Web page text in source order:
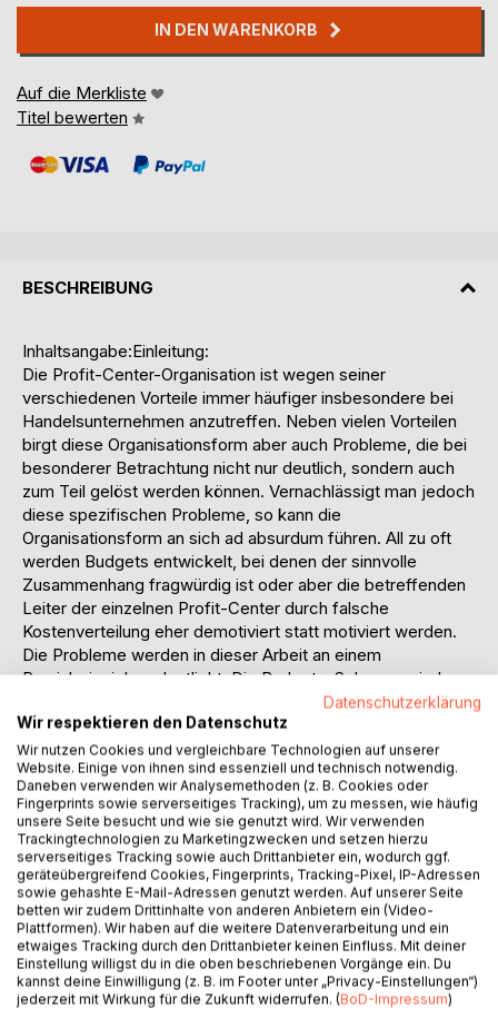
IN DEN WARENKORB
Auf die Merkliste
Titel bewerten
BESCHREIBUNG
Inhaltsangabe:Einleitung:
Die Profit-Center-Organisation ist wegen seiner
verschiedenen Vorteile immer häufiger insbesondere bei
Handelsunternehmen anzutreffen. Neben vielen Vorteilen
birgt diese Organisationsform aber auch Probleme, die bei
besonderer Betrachtung nicht nur deutlich, sondern auch
zum Teil gelöst werden können. Vernachlässigt man jedoch
diese spezifischen Probleme, so kann die
Organisationsform an sich ad absurdum führen. All zu oft
werden Budgets entwickelt, bei denen der sinnvolle
Zusammenhang fragwürdig ist oder aber die betreffenden
Leiter der einzelnen Profit-Center durch falsche
Kostenverteilung eher demotiviert statt motiviert werden.
Die Probleme werden in dieser Arbeit an einem
Praxisbeispiel verdeutlicht. Die Budget - Schemas sind
ohne weiteres auf jedes andere Unternehmen mit Profit-
Center-Organisation übertragbar. Insbesondere für
Handelsunternehmen ist diese Lösung eine nach
modernsten Controlling-Ansprüchen.
Die Firma INT Baltic Kölln GmbH, mit Sitz in Hamburg, ist
einer der größten deutschen Einzelhändler in der
Windsurfbranche. Das aus einer kleinen Filiale entstandene
Unternehmen ist mittlerweile expandiert und hat sich vor
einiger Zeit zur Einführung einer divisionalen Profit-Center-
Organisation entschlossen. Die Geschäftsbereiche, die als
Profit-Center eingerichtet sind, werden zentral geführt.
Über die eigentliche Unternehmensleitung hinaus werden in
der Zentrale weitere Dienste, wie Personalverwaltung,
Controlling oder Einkauf für die Profit-Center erbracht. Da
Datenschutzerklärung
Wir respektieren den Datenschutz
Wir nutzen Cookies und vergleichbare Technologien auf unserer
Website. Einige von ihnen sind essenziell und technisch notwendig.
Daneben verwenden wir Analysemethoden (z. B. Cookies oder
Fingerprints sowie serverseitiges Tracking), um zu messen, wie häufig
unsere Seite besucht und wie sie genutzt wird. Wir verwenden
Trackingtechnologien zu Marketingzwecken und setzen hierzu
serverseitiges Tracking sowie auch Drittanbieter ein, wodurch ggf.
geräteübergreifend Cookies, Fingerprints, Tracking-Pixel, IP-Adressen
sowie gehashte E-Mail-Adressen genutzt werden. Auf unserer Seite
betten wir zudem Drittinhalte von anderen Anbietern ein (Video-
Plattformen). Wir haben auf die weitere Datenverarbeitung und ein
etwaiges Tracking durch den Drittanbieter keinen Einfluss. Mit deiner
Einstellung willigst du in die oben beschriebenen Vorgänge ein. Du
kannst deine Einwilligung (z. B. im Footer unter „Privacy-Einstellungen“)
jederzeit mit Wirkung für die Zukunft widerrufen. (BoD-Impressum)